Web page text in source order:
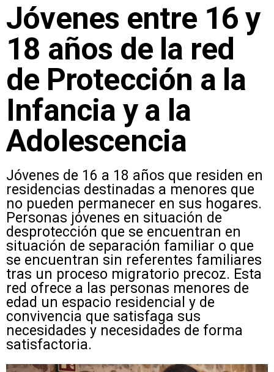
Jóvenes entre 16 y
18 años de la red
de Protección a la
Infancia y a la
Adolescencia
Jóvenes de 16 a 18 años que residen en
residencias destinadas a menores que
no pueden permanecer en sus hogares.
Personas jóvenes en situación de
desprotección que se encuentran en
situación de separación familiar o que
se encuentran sin referentes familiares
tras un proceso migratorio precoz. Esta
red ofrece a las personas menores de
edad un espacio residencial y de
convivencia que satisfaga sus
necesidades y necesidades de forma
satisfactoria.